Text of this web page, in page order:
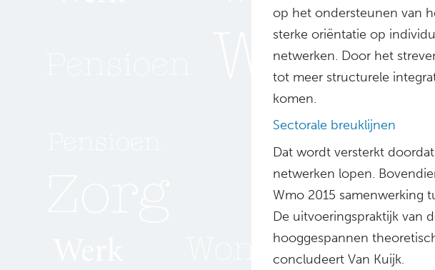
op het ondersteunen van
sterke oriëntatie op
netwerken. Door het
tot meer structurele
komen.
Sectorale breuklijnen
Dat wordt versterkt
netwerken lopen.
Wmo 2015 samenwerking
De uitvoeringspraktijk van
hooggespannen
concludeert Van Kuijk.